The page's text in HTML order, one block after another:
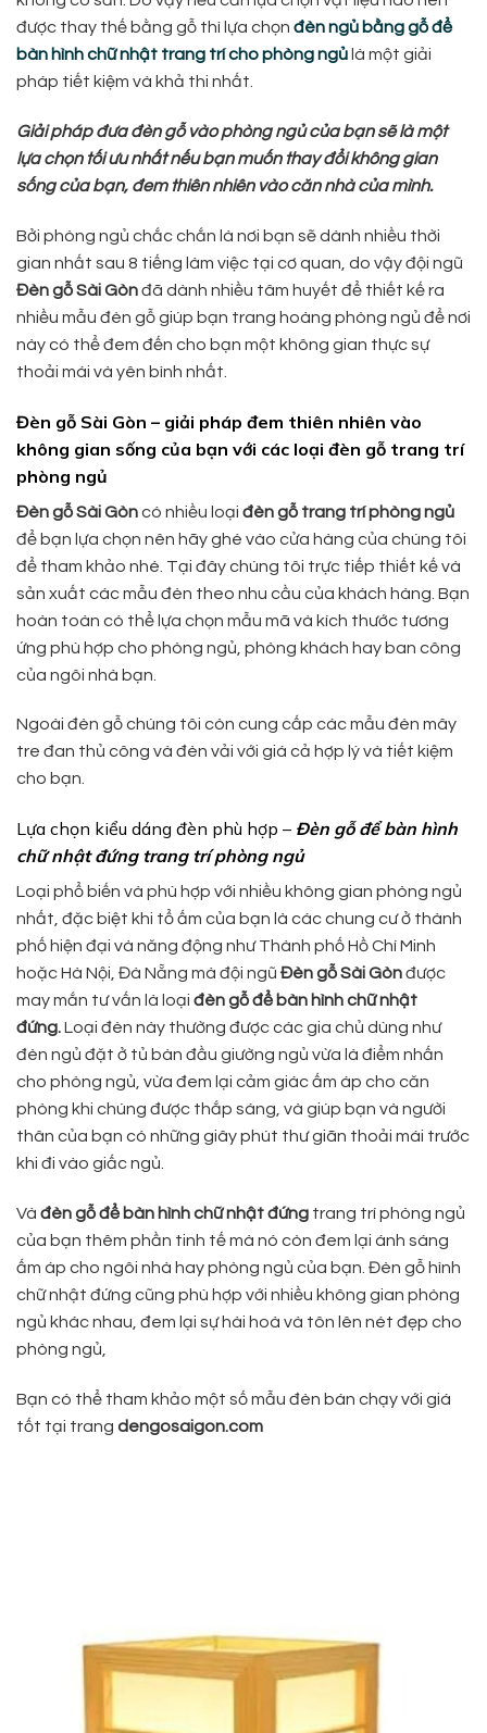
được thay thế bằng gỗ thì lựa chọn đèn ngủ bằng gỗ để
bàn hình chữ nhật trang trí cho phòng ngủ là một giải
pháp tiết kiệm và khả thi nhất.
Giải pháp đưa đèn gỗ vào phòng ngủ của bạn sẽ là một
lựa chọn tối ưu nhất nếu bạn muốn thay đổi không gian
sống của bạn, đem thiên nhiên vào căn nhà của mình.
Bởi phòng ngủ chắc chắn là nơi bạn sẽ dành nhiều thời
gian nhất sau 8 tiếng làm việc tại cơ quan, do vậy đội ngũ
Đèn gỗ Sài Gònđã dành nhiều tâm huyết để thiết kế ra
nhiều mẫu đèn gỗ giúp bạn trang hoàng phòng ngủ để nơi
này có thể đem đến cho bạn một không gian thực sự
thoải mái và yên bình nhất.
Đèn gỗ Sài Gòn – giải pháp đem thiên nhiên vào
không gian sống của bạn với các loại đèn gỗ trang trí
phòng ngủ
Đèn gỗ Sài Gòncó nhiều loại đèn gỗ trang trí phòng ngủ
để bạn lựa chọn nên hãy ghé vào cửa hàng của chúng tôi
để tham khảo nhé. Tại đây chúng tôi trực tiếp thiết kế và
sản xuất các mẫu đèn theo nhu cầu của khách hàng. Bạn
hoàn toàn có thể lựa chọn mẫu mã và kích thước tương
ứng phù hợp cho phòng ngủ, phòng khách hay ban công
của ngôi nhà bạn.
Ngoài đèn gỗ chúng tôi còn cung cấp các mẫu đèn mây
tre đan thủ công và đèn vải với giá cả hợp lý và tiết kiệm
cho bạn.
Lựa chọn kiểu dáng đèn phù hợp – Đèn gỗ để bàn hình
chữ nhật đứng trang trí phòng ngủ
Loại phổ biến và phù hợp với nhiều không gian phòng ngủ
nhất, đặc biệt khi tổ ấm của bạn là các chung cư ở thành
phố hiện đại và năng động như Thành phố Hồ Chí Minh
hoặc Hà Nội, Đà Nẵng mà đội ngũ Đèn gỗ Sài Gònđược
may mắn tư vấn là loại đèn gỗ để bàn hình chữ nhật
đứng.Loại đèn này thường được các gia chủ dùng như
đèn ngủ đặt ở tủ bàn đầu giường ngủ vừa là điểm nhấn
cho phòng ngủ, vừa đem lại cảm giác ấm áp cho căn
phòng khi chúng được thắp sáng, và giúp bạn và người
thân của bạn có những giây phút thư giãn thoải mái trước
khi đi vào giấc ngủ.
Và đèn gỗ để bàn hình chữ nhật đứng trang trí phòng ngủ
của bạn thêm phần tinh tế mà nó còn đem lại ánh sáng
ấm áp cho ngôi nhà hay phòng ngủ của bạn. Đèn gỗ hình
chữ nhật đứng cũng phù hợp với nhiều không gian phòng
ngủ khác nhau, đem lại sự hài hoà và tôn lên nét đẹp cho
phòng ngủ,
Bạn có thể tham khảo một số mẫu đèn bán chạy với giá
tốt tại trang dengosaigon.com